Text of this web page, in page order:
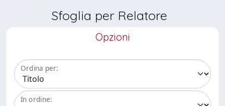
Sfoglia per Relatore
Opzioni
Ordina per:
In ordine: